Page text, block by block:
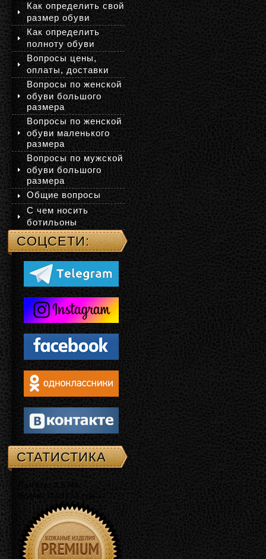
Как определить свой
размер обуви
Как определить
полноту обуви
Вопросы цены,
оплаты, доставки
Вопросы по женской
обуви большого
размера
Вопросы по женской
обуви маленького
размера
Вопросы по мужской
обуви большого
размера
Общие вопросы
С чем носить
ботильоны
СОЦСЕТИ:
СТАТИСТИКА
Память: 3.5 Mb
Время: 0.03733 сек.